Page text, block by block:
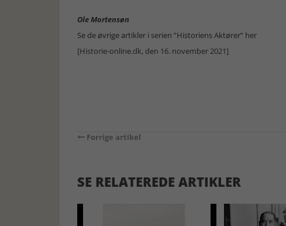
Ole Mortensøn
Se de øvrige artikler i serien ”Historiens Aktører” her
[Historie-online.dk, den 16. november 2021]
Forrige artikel
SE RELATEREDE ARTIKLER